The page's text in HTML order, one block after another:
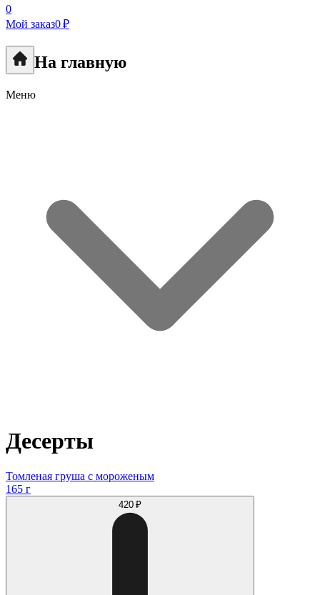
0
Мой заказ0 ₽
На главную
Меню
Десерты
Томленая груша с мороженым
165 г
420 ₽